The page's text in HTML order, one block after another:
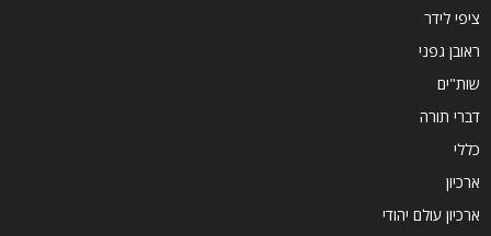
ציפי לידר
ראובן גפני
שות"ים
דברי תורה
כללי
ארכיון
ארכיון עולם יהודי